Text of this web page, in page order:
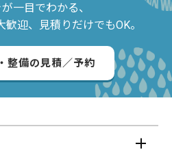
一目でわかる、
迎、見積りだけでもOK。
整備の見積／予約